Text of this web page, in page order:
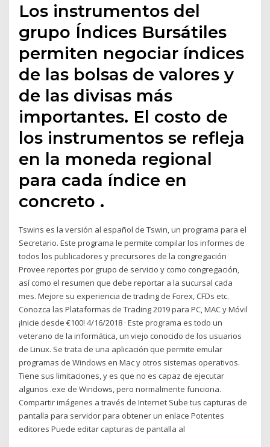
Los instrumentos del
grupo Índices Bursátiles
permiten negociar índices
de las bolsas de valores y
de las divisas más
importantes. El costo de
los instrumentos se refleja
en la moneda regional
para cada índice en
concreto .
Tswins es la versión al español de Tswin, un programa para el
Secretario. Este programa le permite compilar los informes de
todos los publicadores y precursores de la congregación
Provee reportes por grupo de servicio y como congregación,
así como el resumen que debe reportar a la sucursal cada
mes. Mejore su experiencia de trading de Forex, CFDs etc.
Conozca las Plataformas de Trading 2019 para PC, MAC y Móvil
¡Inicie desde €100! 4/16/2018 · Este programa es todo un
veterano de la informática, un viejo conocido de los usuarios
de Linux. Se trata de una aplicación que permite emular
programas de Windows en Mac y otros sistemas operativos.
Tiene sus limitaciones, y es que no es capaz de ejecutar
algunos .exe de Windows, pero normalmente funciona.
Compartir imágenes a través de Internet Sube tus capturas de
pantalla para servidor para obtener un enlace Potentes
editores Puede editar capturas de pantalla al